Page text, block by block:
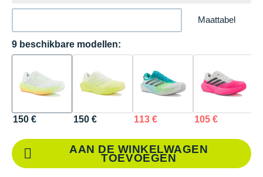
Maattabel
9 beschikbare modellen:
150 € 150 € 113 € 105 €
AAN DE WINKELWAGEN
TOEVOEGEN